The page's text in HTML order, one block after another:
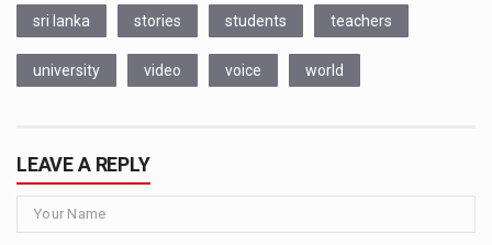
sri lanka stories students teachers
university video voice world
LEAVE A REPLY